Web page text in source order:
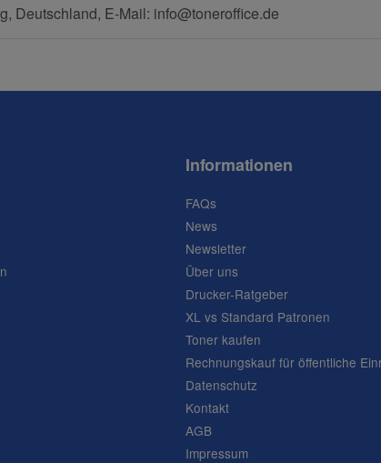
Frage abschicken
Deutschland, E-Mail: info@toneroffice.de
Informationen
FAQs
News
Newsletter
Über uns
Drucker-Ratgeber
XL vs Standard Patronen
Toner kaufen
Rechnungskauf für öffentliche
Datenschutz
Kontakt
AGB
Impressum